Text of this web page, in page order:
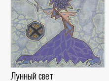
Лунный свет